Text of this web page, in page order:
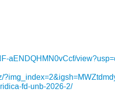
aENDQHMN0vCcf/
fd-unb-2026-2/